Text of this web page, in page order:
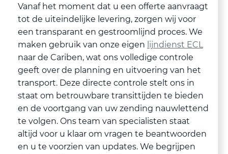
Vanaf het moment dat u een offerte aanvraagt
tot de uiteindelijke levering, zorgen wij voor
een transparant en gestroomlijnd proces. We
maken gebruik van onze eigen lijndienst ECL
naar de Cariben, wat ons volledige controle
geeft over de planning en uitvoering van het
transport. Deze directe controle stelt ons in
staat om betrouwbare transittijden te bieden
en de voortgang van uw zending nauwlettend
te volgen. Ons team van specialisten staat
altijd voor u klaar om vragen te beantwoorden
en u te voorzien van updates. We begrijpen